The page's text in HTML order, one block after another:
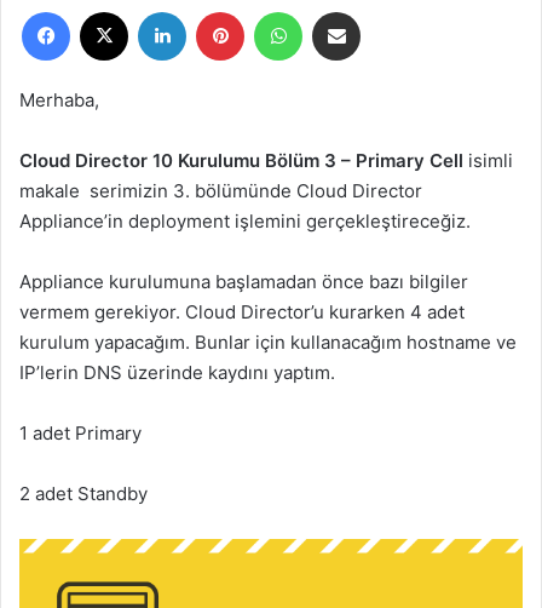
e
-
a
g
n
d
e
r
Merhaba,
Cloud Director 10 Kurulumu Bölüm 3 – Primary Cell isimli
makale serimizin 3. bölümünde Cloud Director
Appliance’in deployment işlemini gerçekleştireceğiz.
Appliance kurulumuna başlamadan önce bazı bilgiler
vermem gerekiyor. Cloud Director’u kurarken 4 adet
kurulum yapacağım. Bunlar için kullanacağım hostname ve
IP’lerin DNS üzerinde kaydını yaptım.
1 adet Primary
2 adet Standby